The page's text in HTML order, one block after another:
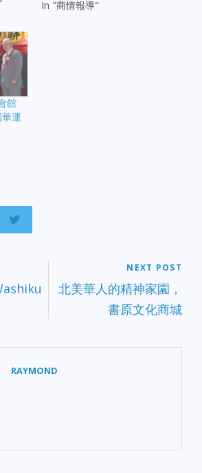
In "商情報導"
館
運
NEXT POST
北美華人的精神家園，
書原文化商城
RAYMOND